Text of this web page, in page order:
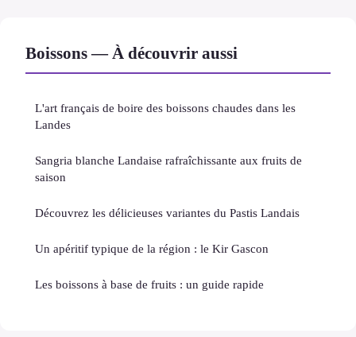
Boissons — À découvrir aussi
L'art français de boire des boissons chaudes dans les
Landes
Sangria blanche Landaise rafraîchissante aux fruits de
saison
Découvrez les délicieuses variantes du Pastis Landais
Un apéritif typique de la région : le Kir Gascon
Les boissons à base de fruits : un guide rapide